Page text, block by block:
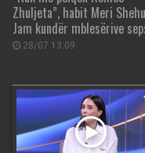
Zhuljeta”, habit Meri
Jam kundër mblesërive
28/07 13:09